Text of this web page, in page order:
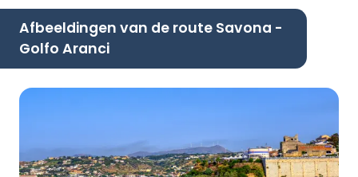
Afbeeldingen van de route Savona -
Golfo Aranci